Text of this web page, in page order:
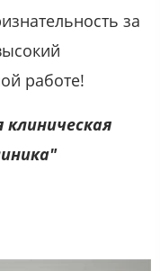
за
работе!